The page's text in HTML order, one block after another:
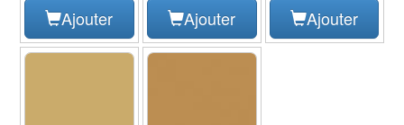
Ajouter Ajouter Ajouter